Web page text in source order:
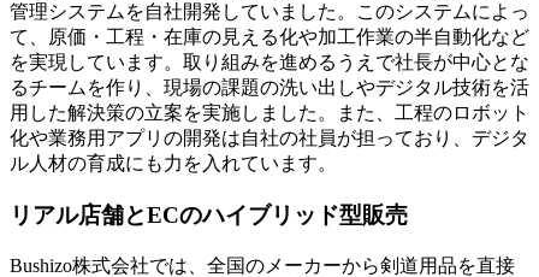
管理システムを自社開発していました。このシステムによっ
て、原価・工程・在庫の見える化や加工作業の半自動化など
を実現しています。取り組みを進めるうえで社長が中心とな
るチームを作り、現場の課題の洗い出しやデジタル技術を活
用した解決策の立案を実施しました。また、工程のロボット
化や業務用アプリの開発は自社の社員が担っており、デジタ
ル人材の育成にも力を入れています。
リアル店舗とECのハイブリッド型販売
Bushizo株式会社では、全国のメーカーから剣道用品を直接